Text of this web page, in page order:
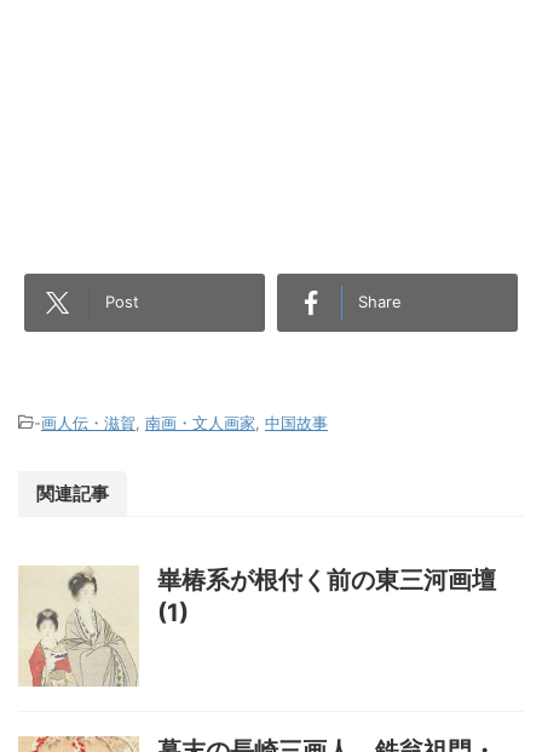
Post Share
-画人伝・滋賀, 南画・文人画家, 中国故事
関連記事
崋椿系が根付く前の東三河画壇
(1)